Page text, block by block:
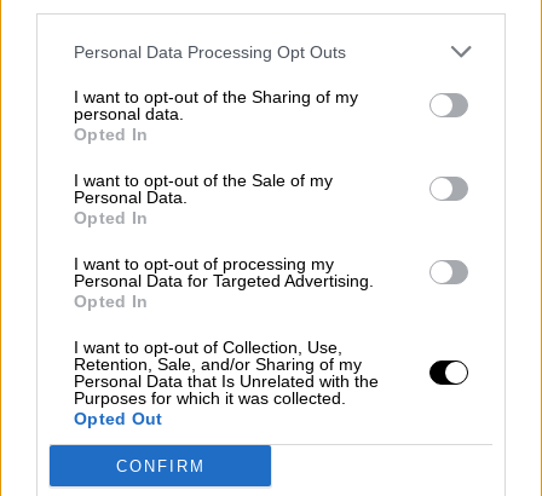
Personal Data Processing Opt Outs
I want to opt-out of the Sharing of my
personal data.
Opted In
I want to opt-out of the Sale of my
Personal Data.
Opted In
I want to opt-out of processing my
Personal Data for Targeted Advertising.
Opted In
I want to opt-out of Collection, Use,
Retention, Sale, and/or Sharing of my
Personal Data that Is Unrelated with the
Purposes for which it was collected.
Opted Out
CONFIRM
España soporta la segunda peor ola
de calor
Fallece el exministro de cultura José
Guirao